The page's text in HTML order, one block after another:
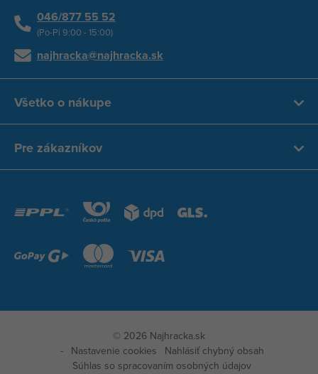
046/877 55 52
(Po-Pi 9:00 - 15:00)
najhracka@najhracka.sk
Všetko o nákupe
Pre zákazníkov
© 2026 Najhracka.sk
Nastavenie cookies
Nahlásiť chybný obsah
Súhlas so spracovaním osobných údajov